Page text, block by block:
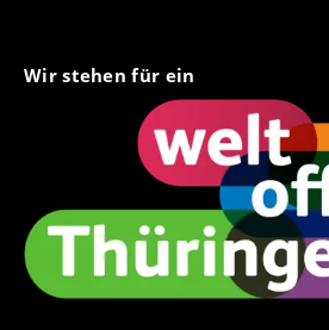
Wir stehen für ein